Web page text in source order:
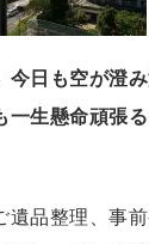
今日も空が澄
一生懸命頑張
遺品整理、事